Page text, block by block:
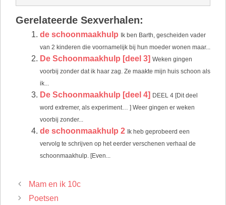
Gerelateerde Sexverhalen:
de schoonmaakhulp Ik ben Barth, gescheiden vader
van 2 kinderen die voornamelijk bij hun moeder wonen maar...
De Schoonmaakhulp [deel 3] Weken gingen
voorbij zonder dat ik haar zag. Ze maakte mijn huis schoon als
ik...
De Schoonmaakhulp [deel 4] DEEL 4 [Dit deel
word extremer, als experiment… ] Weer gingen er weken
voorbij zonder...
de schoonmaakhulp 2 Ik heb geprobeerd een
vervolg te schrijven op het eerder verschenen verhaal de
schoonmaakhulp. [Even...
Mam en ik 10c
Poetsen